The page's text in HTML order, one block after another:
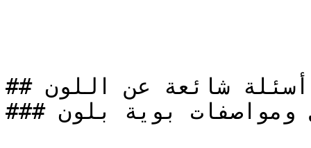
## أسئلة شائعة عن اللون
### ما هي تفاصيل ومواصفات بوية بلون YL-0148؟